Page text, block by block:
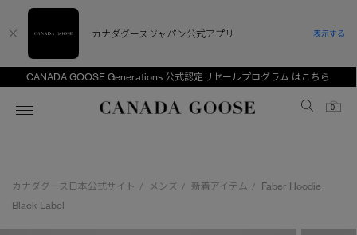
CANADA GOOSE Generations 公式認定リセールプログラム はこちら
Canada Goose
0
カナダグース日本公式サイト / メンズ / 新着アイテム /
Faber Hoodie
Black Label
カナダグースジャパン公式アプリ 表示する